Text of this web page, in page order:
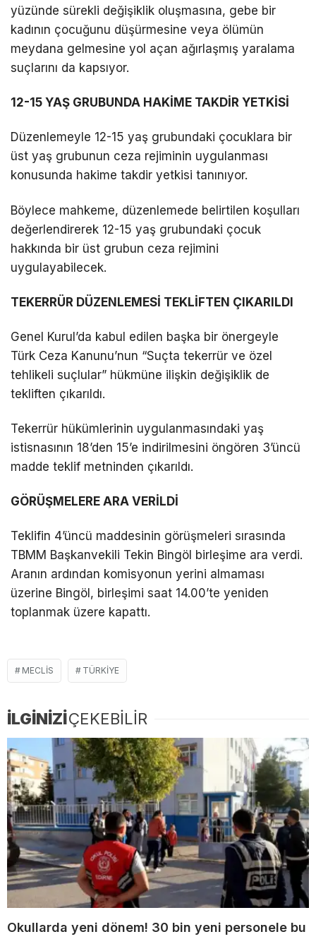
yüzünde sürekli değişiklik oluşmasına, gebe bir
kadının çocuğunu düşürmesine veya ölümün
meydana gelmesine yol açan ağırlaşmış yaralama
suçlarını da kapsıyor.
12-15 YAŞ GRUBUNDA HAKİME TAKDİR YETKİSİ
Düzenlemeyle 12-15 yaş grubundaki çocuklara bir
üst yaş grubunun ceza rejiminin uygulanması
konusunda hakime takdir yetkisi tanınıyor.
Böylece mahkeme, düzenlemede belirtilen koşulları
değerlendirerek 12-15 yaş grubundaki çocuk
hakkında bir üst grubun ceza rejimini
uygulayabilecek.
TEKERRÜR DÜZENLEMESİ TEKLİFTEN ÇIKARILDI
Genel Kurul’da kabul edilen başka bir önergeyle
Türk Ceza Kanunu’nun “Suçta tekerrür ve özel
tehlikeli suçlular” hükmüne ilişkin değişiklik de
tekliften çıkarıldı.
Tekerrür hükümlerinin uygulanmasındaki yaş
istisnasının 18’den 15’e indirilmesini öngören 3’üncü
madde teklif metninden çıkarıldı.
GÖRÜŞMELERE ARA VERİLDİ
Teklifin 4’üncü maddesinin görüşmeleri sırasında
TBMM Başkanvekili Tekin Bingöl birleşime ara verdi.
Aranın ardından komisyonun yerini almaması
üzerine Bingöl, birleşimi saat 14.00’te yeniden
toplanmak üzere kapattı.
MECLIS TÜRKIYE
İLGİNİZİÇEKEBİLİR
Okullarda yeni dönem! 30 bin yeni personele bu